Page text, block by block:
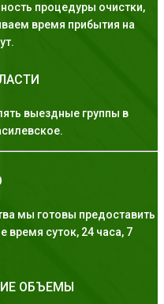
процедуры очистки,
время прибытия на
выездные группы в
мы готовы предоставить
время суток, 24 часа, 7
ОБЪЕМЫ